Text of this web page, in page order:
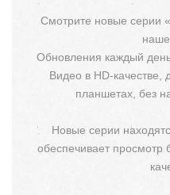
Смотрите новые серии
Обновления каждый
Видео в HD-качестве,
планшетах, без
Новые серии
обеспечивает просмотр